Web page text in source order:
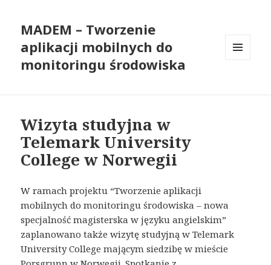
MADEM – Tworzenie
aplikacji mobilnych do
monitoringu środowiska
Wizyta studyjna w
Telemark University
College w Norwegii
W ramach projektu “Tworzenie aplikacji
mobilnych do monitoringu środowiska – nowa
specjalność magisterska w języku angielskim”
zaplanowano także wizytę studyjną w Telemark
University College mającym siedzibę w mieście